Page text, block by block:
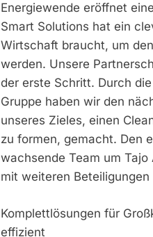
Energiewende eröffnet
Smart Solutions hat ein
Wirtschaft braucht, um
werden. Unsere
der erste Schritt. Durch
Gruppe haben wir den
unseres Zieles, einen
zu formen, gemacht. Den
wachsende Team um
mit weiteren
Komplettlösungen für
effizient